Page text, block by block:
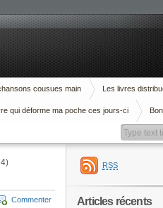
cousues main Les livres
qui déforme ma poche ces jours-ci
Commenter
RSS
Articles récents